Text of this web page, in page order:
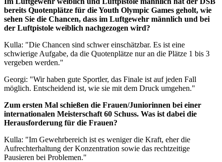
bereits Quotenplätze für die Youth Olympic Games geholt, wie
sehen Sie die Chancen, dass im Luftgewehr männlich und bei
der Luftpistole weiblich nachgezogen wird?
Kulla: "Die Chancen sind schwer einschätzbar. Es ist eine
schwierige Aufgabe, da die Quotenplätze nur an die Plätze 1 bis 3
vergeben werden."
Georgi: "Wir haben gute Sportler, das Finale ist auf jeden Fall
möglich. Entscheidend ist, wie sie mit dem Druck umgehen."
Zum ersten Mal schießen die Frauen/Juniorinnen bei einer
internationalen Meisterschaft 60 Schuss. Was ist dabei die
Herausforderung für die Frauen?
Kulla: "Im Gewehrbereich ist es weniger die Kraft, eher die
Aufrechterhaltung der Konzentration sowie das rechtzeitige
Pausieren bei Problemen."